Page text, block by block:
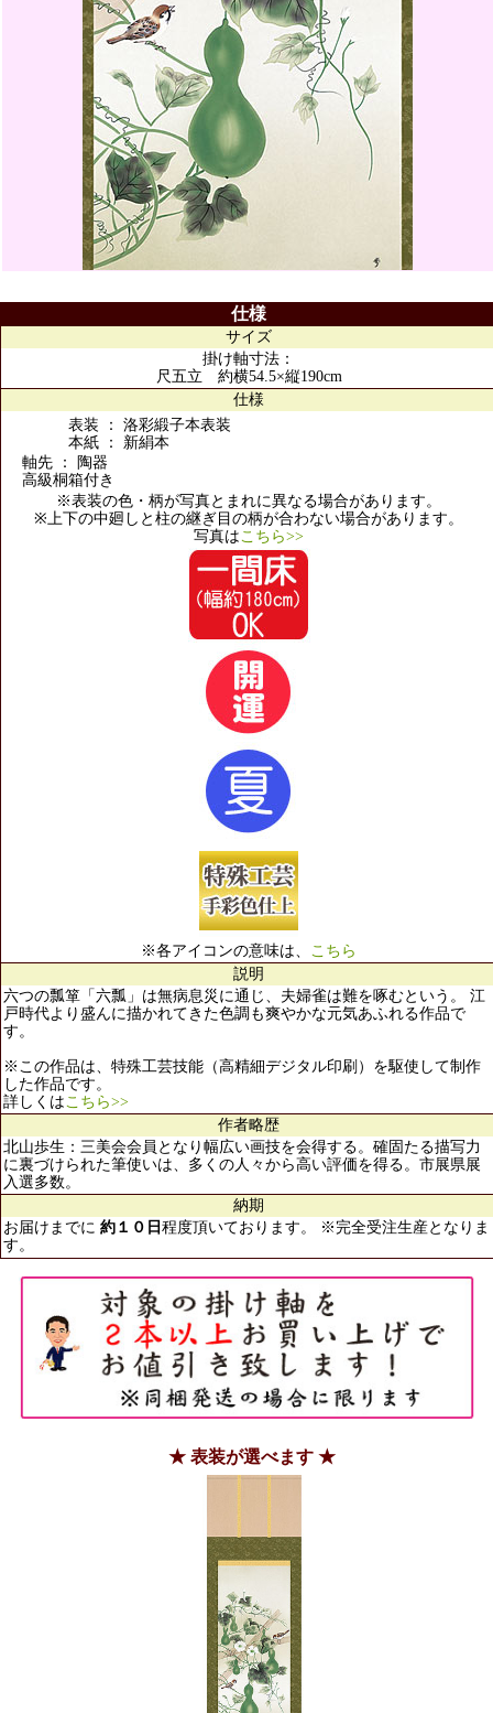
仕様
サイズ
掛け軸寸法：
尺五立 約横54.5×縦190cm
仕様
表装 ： 洛彩緞子本表装
本紙 ： 新絹本
軸先 ： 陶器
高級桐箱付き
※表装の色・柄が写真とまれに異なる場合があります。
※上下の中廻しと柱の継ぎ目の柄が合わない場合があります。
写真はこちら>>
※各アイコンの意味は、 こちら
説明
六つの瓢箪「六瓢」は無病息災に通じ、夫婦雀は難を啄むという。 江
戸時代より盛んに描かれてきた色調も爽やかな元気あふれる作品で
す。
※この作品は、特殊工芸技能（高精細デジタル印刷）を駆使して制作
した作品です。
詳しくはこちら>>
作者略歴
北山歩生：三美会会員となり幅広い画技を会得する。確固たる描写力
に裏づけられた筆使いは、多くの人々から高い評価を得る。市展県展
入選多数。
納期
お届けまでに 約１０日 程度頂いております。 ※完全受注生産となりま
す。
★ 表装が選べます ★